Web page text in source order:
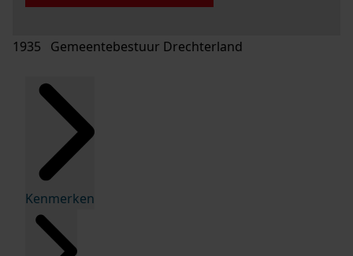
1935 Gemeentebestuur Drechterland
Kenmerken